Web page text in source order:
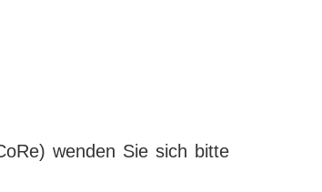
wenden Sie sich bitte